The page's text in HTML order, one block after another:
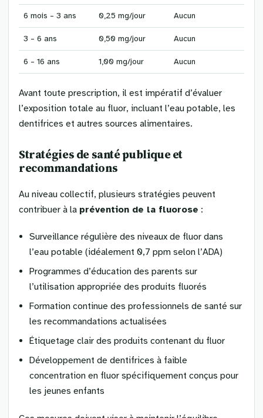
6 mois – 3 ans 0,25 mg/jour Aucun
3 – 6 ans 0,50 mg/jour Aucun
6 – 16 ans 1,00 mg/jour Aucun
Avant toute prescription, il est impératif d’évaluer
l’exposition totale au fluor, incluant l’eau potable, les
dentifrices et autres sources alimentaires.
Stratégies de santé publique et
recommandations
Au niveau collectif, plusieurs stratégies peuvent
contribuer à la prévention de la fluorose :
Surveillance régulière des niveaux de fluor dans
l’eau potable (idéalement 0,7 ppm selon l’ADA)
Programmes d’éducation des parents sur
l’utilisation appropriée des produits fluorés
Formation continue des professionnels de santé sur
les recommandations actualisées
Étiquetage clair des produits contenant du fluor
Développement de dentifrices à faible
concentration en fluor spécifiquement conçus pour
les jeunes enfants